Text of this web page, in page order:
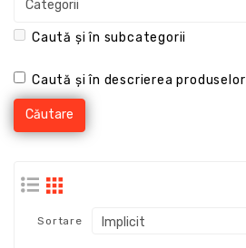
Caută și în subcategorii
Caută și în descrierea produselor
Sortare